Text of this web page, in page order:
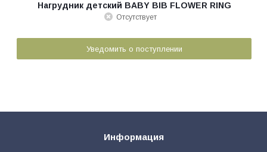
Нагрудник детский BABY BIB FLOWER RING
Отсутствует
Уведомить о поступлении
Информация